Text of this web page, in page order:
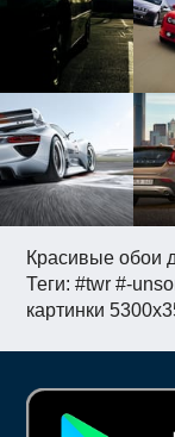
Красивые обои
Теги: #twr #-
картинки